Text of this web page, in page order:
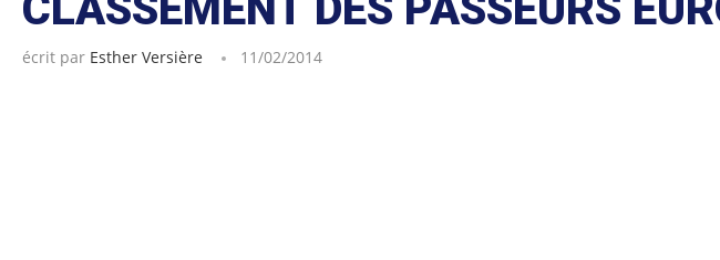
écrit par Esther Versière 11/02/2014